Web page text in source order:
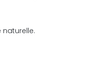
naturelle.